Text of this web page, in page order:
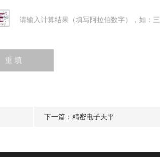
请输入计算结果（填写阿拉伯数字），如：
下一篇： 精密电子天平